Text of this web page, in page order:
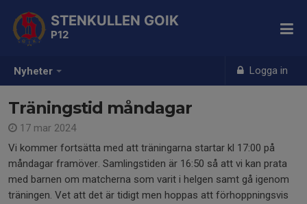
Nyheter Logga in
STENKULLEN GOIK
P12
Träningstid måndagar
17 mar 2024
Vi kommer fortsätta med att träningarna startar kl 17:00 på
måndagar framöver. Samlingstiden är 16:50 så att vi kan prata
med barnen om matcherna som varit i helgen samt gå igenom
träningen. Vet att det är tidigt men hoppas att förhoppningsvis